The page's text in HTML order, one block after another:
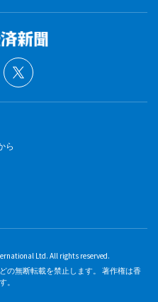
ら
Ltd. All rights reserved.
の無断転載を禁止します。 著作権は香
。